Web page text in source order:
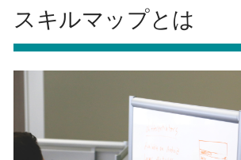
スキルマップとは